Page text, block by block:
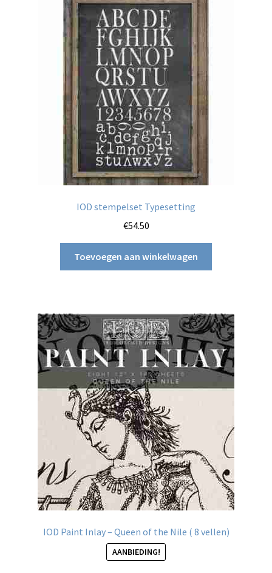
IOD stempelset Typesetting
€54.50
Toevoegen aan winkelwagen
IOD Paint Inlay – Queen of the Nile ( 8 vellen)
AANBIEDING!